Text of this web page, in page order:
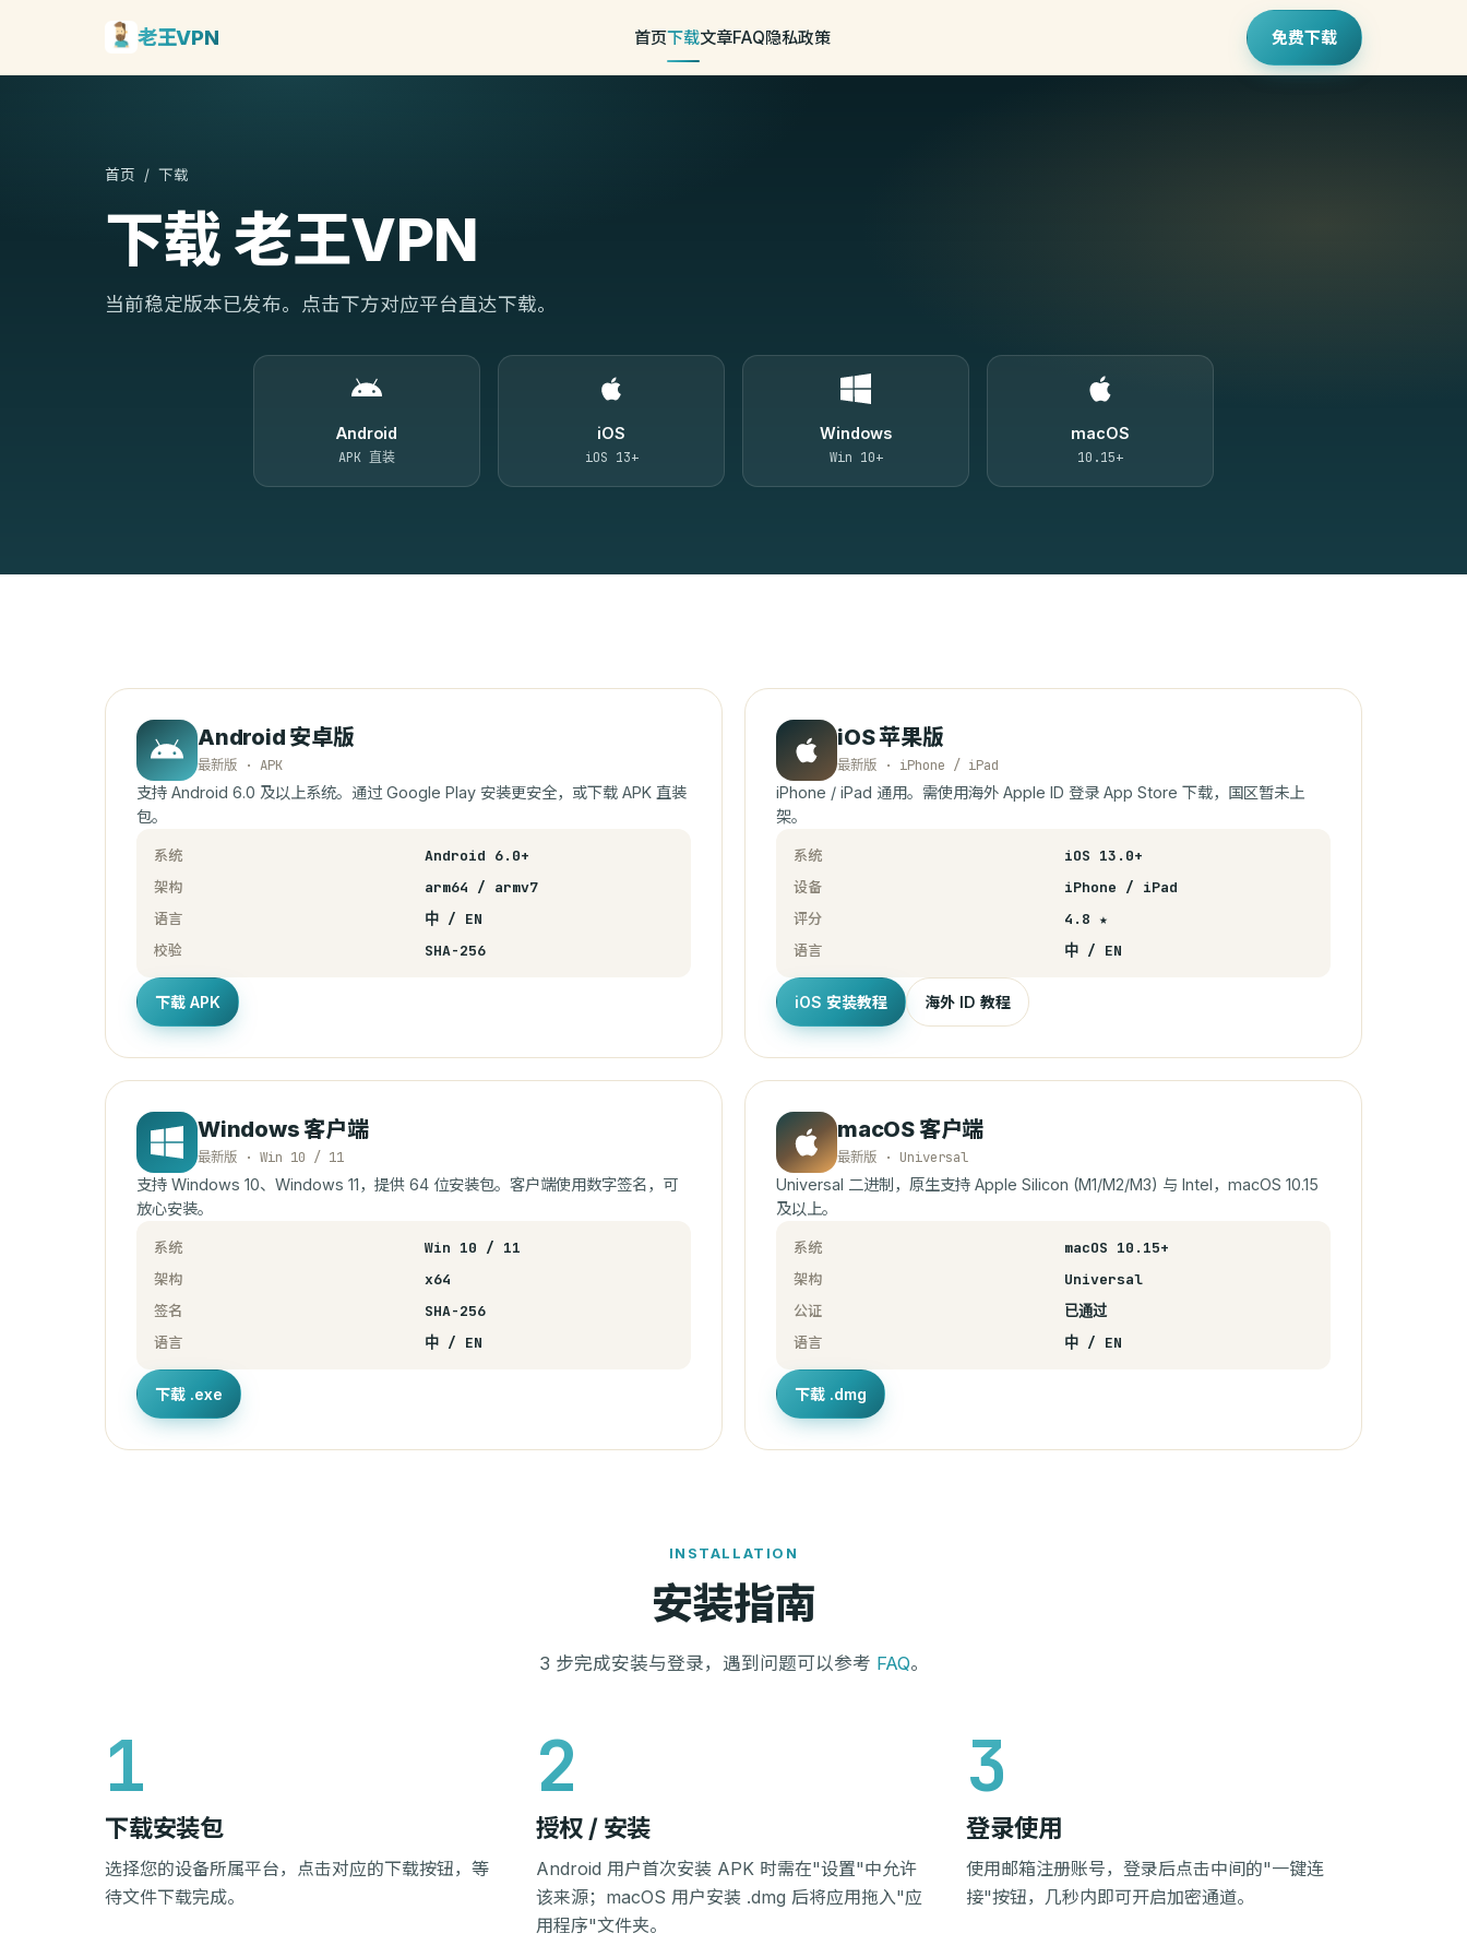
老王VPN 首页下载文章FAQ隐私政策 免费下载
首页 / 下载
下载 老王VPN
当前稳定版本已发布。点击下方对应平台直达下载。
Android
APK 直装
iOS
iOS 13+
Windows
Win 10+
macOS
10.15+
Android 安卓版
最新版 · APK
支持 Android 6.0 及以上系统。通过 Google Play 安装更安全，或下载 APK 直装
包。
系统 Android 6.0+
架构 arm64 / armv7
语言 中 / EN
校验 SHA-256
下载 APK
iOS 苹果版
最新版 · iPhone / iPad
iPhone / iPad 通用。需使用海外 Apple ID 登录 App Store 下载，国区暂未上
架。
系统 iOS 13.0+
设备 iPhone / iPad
评分 4.8 ★
语言 中 / EN
iOS 安装教程 海外 ID 教程
Windows 客户端
最新版 · Win 10 / 11
支持 Windows 10、Windows 11，提供 64 位安装包。客户端使用数字签名，可
放心安装。
系统 Win 10 / 11
架构 x64
签名 SHA-256
语言 中 / EN
下载 .exe
macOS 客户端
最新版 · Universal
Universal 二进制，原生支持 Apple Silicon (M1/M2/M3) 与 Intel，macOS 10.15
及以上。
系统 macOS 10.15+
架构 Universal
公证 已通过
语言 中 / EN
下载 .dmg
INSTALLATION
安装指南
3 步完成安装与登录，遇到问题可以参考 FAQ。
下载安装包
选择您的设备所属平台，点击对应的下载按钮，等
待文件下载完成。
授权 / 安装
Android 用户首次安装 APK 时需在"设置"中允许
该来源；macOS 用户安装 .dmg 后将应用拖入"应
用程序"文件夹。
登录使用
使用邮箱注册账号，登录后点击中间的"一键连
接"按钮，几秒内即可开启加密通道。